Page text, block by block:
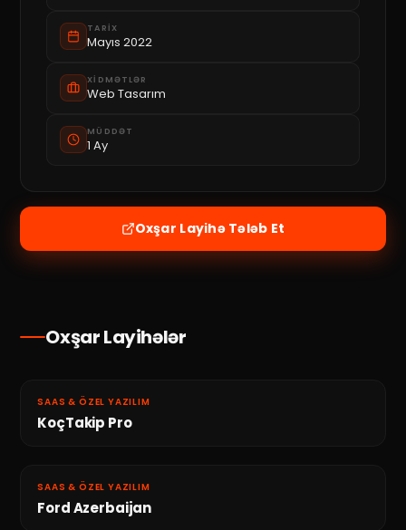
TARIX
Mayıs 2022
XIDMƏTLƏR
Web Tasarım
MÜDDƏT
1 Ay
Oxşar Layihə Tələb Et
Oxşar Layihələr
SAAS & ÖZEL YAZILIM
KoçTakip Pro
SAAS & ÖZEL YAZILIM
Ford Azerbaijan